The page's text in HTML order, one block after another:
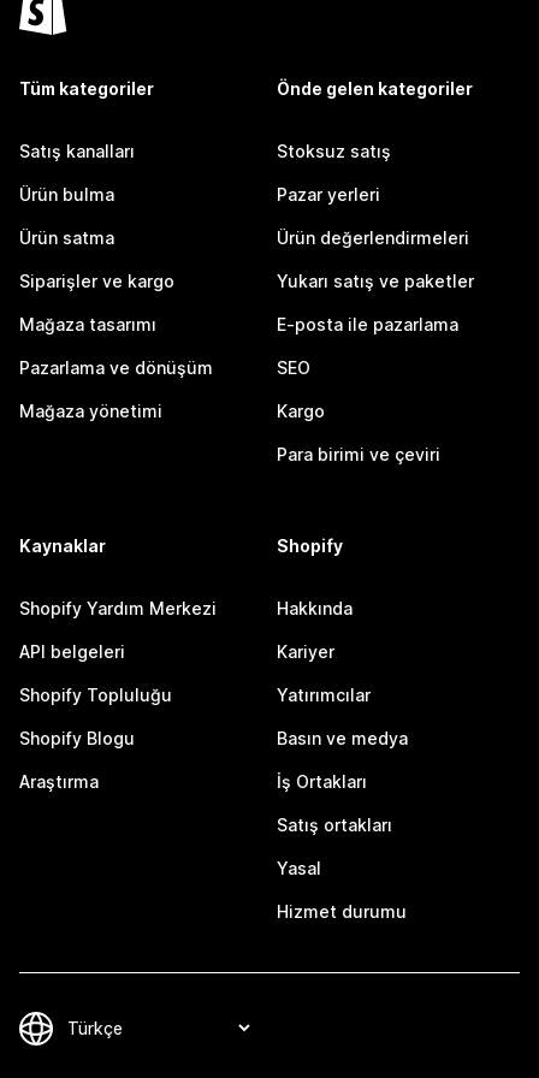
Tüm kategoriler
Satış kanalları
Ürün bulma
Ürün satma
Siparişler ve kargo
Mağaza tasarımı
Pazarlama ve dönüşüm
Mağaza yönetimi
Önde gelen kategoriler
Stoksuz satış
Pazar yerleri
Ürün değerlendirmeleri
Yukarı satış ve paketler
E-posta ile pazarlama
SEO
Kargo
Para birimi ve çeviri
Kaynaklar
Shopify Yardım Merkezi
API belgeleri
Shopify Topluluğu
Shopify Blogu
Araştırma
Shopify
Hakkında
Kariyer
Yatırımcılar
Basın ve medya
İş Ortakları
Satış ortakları
Yasal
Hizmet durumu